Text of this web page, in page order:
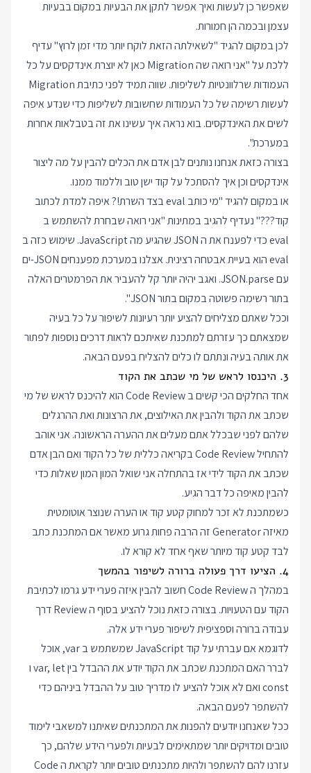
שאפשר כן לעשות ואיך אפשר לתקן את הבעיות במקום בבעיות
עצמן ובכמה הן חמורות.
לכן במקום להגיד "לשאילתה הזאת לוקח יותר מדי זמן לרוץ" עדיף
ללכת על "אני רואה שה Migration כאן לא יוצרת אינדקסים על כל
העמודות שרלוונטיות לשליפות. שווה תמיד לפני כתיבת Migration
לעשות רשימה של כל העמודות שחשובות לשליפות כדי שנדע איפה
לשים את האינדקסים. בוא נראה איך עשינו את זה בטבלאות אחרות
במערכת".
בצורה כזאת אנחנו נותנים לבן אדם את הכלים להבין על מה ליצור
אינדקסים וכן איך להסתכל על קוד ישן טוב וללמוד ממנו.
או במקום להגיד "מי כותב eval בצד השרת!? איפה למדת לכתוב
קוד???" נעדיף להגיב במתינות "אני רואה שבחרת להשתמש ב
eval כדי לפענח את ה JSON שהגיע מה JavaScript. שימוש כזה ב
eval הוא בעיית אבטחה רצינית. אצלנו במערכת מפענחים JSON-ים
עם JSON.parse. ואגב יהיה יותר קל להעביר את הפרמטרים האלה
בתור רשימה פשוטה במקום בתור JSON".
וככל שאתם מצליחים להציע יותר רעיונות לשיפור על כל בעיה
שמצאתם כך עזרתם למתכנת שאיתכם לראות דרכים נוספות לפתור
את אותה בעיה ונתתם לו כלים להצליח בפעם הבאה.
3. היכנסו לראש של מי שכתב את הקוד
אחד החלקים הכי קשים ב Code Review הוא להיכנס לראש של מי
שכתב את הקוד ולהבין את האילוצים, את הרצונות ואת ההרגלים
שלהם לפני שבכלל אתם מעלים את ההערה הראשונה. אני אוהב
להתחיל Code Review בקריאה כללית של כל הקוד ואם הבן אדם
שכתב את הקוד לידי אז בהתחלה אני שואל המון המון שאלות כדי
להבין מאיפה כל דבר הגיע.
כשמתכנת לא זכר למחוק קטע קוד או הערה שנוצר אוטומטית
מאיזה Generator זה הרבה פחות גרוע מאשר אם המתכנת כתב
לבד קטע קוד מיותר שאף אחד לא קורא לו.
4. הציעו דרך פעולה ברורה לשיפור בהמשך
במהלך ה Code Review חשוב להבין איזה פערי ידע גרמו לכתיבת
הקוד עם הטעויות. בצורה כזאת נוכל להציע בסוף ה Review דרך
עבודה ברורה וספציפית לשיפור פערי ידע אלה.
לדוגמא אם עברתי על קוד JavaScript שמשתמש ב var, אוכל
לברר האם המתכנת שכתב את הקוד יודע את ההבדל בין var, let ו
const ואם לא אוכל להציע לו מדריך טוב על ההבדל ביניהם כדי
להשתפר לפעם הבאה.
ככל שאנחנו יודעים להפנות את המתכנתים שאיתנו למשאבי לימוד
טובים ומדויקים יותר שמתאימים לבעיות ולפערי הידע שלהם, כך
עזרנו להם להשתפר ולהיות מתכנתים טובים יותר לקראת ה Code